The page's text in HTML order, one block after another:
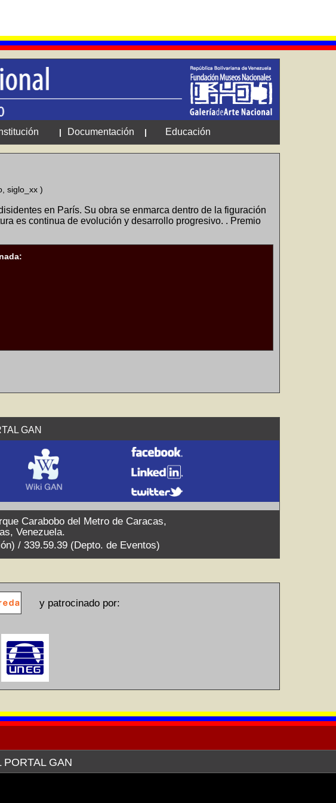
| Documentación | Educación
siglo_xx )
en París. Su obra se enmarca dentro de la figuración
es continua de evolución y desarrollo progresivo. . Premio
GAN
Carabobo del Metro de Caracas,
Venezuela.
/ 339.59.39 (Depto. de Eventos)
y patrocinado por:
GAN
de Arte (VEREDA) ofrece sus servicios de web
Intelectual (SAPI) en relación a la publicación en